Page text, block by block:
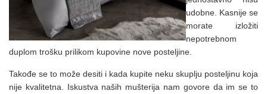
udobne. Kasnije se
morate izložiti
nepotrebnom
duplom trošku prilikom kupovine nove posteljine.
Takođe se to može desiti i kada kupite neku skuplju posteljinu koja
nije kvalitetna. Iskustva naših mušterija nam govore da im se to